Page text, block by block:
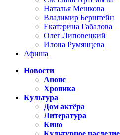
Наталья Мешкова
Владимир Берштейн
Екатерина Габалова
Олег Липовецкий
Илона Румянцева
Афиша
Новости
Анонс
Хроника
Культура
Дом актёра
Литература
Кино